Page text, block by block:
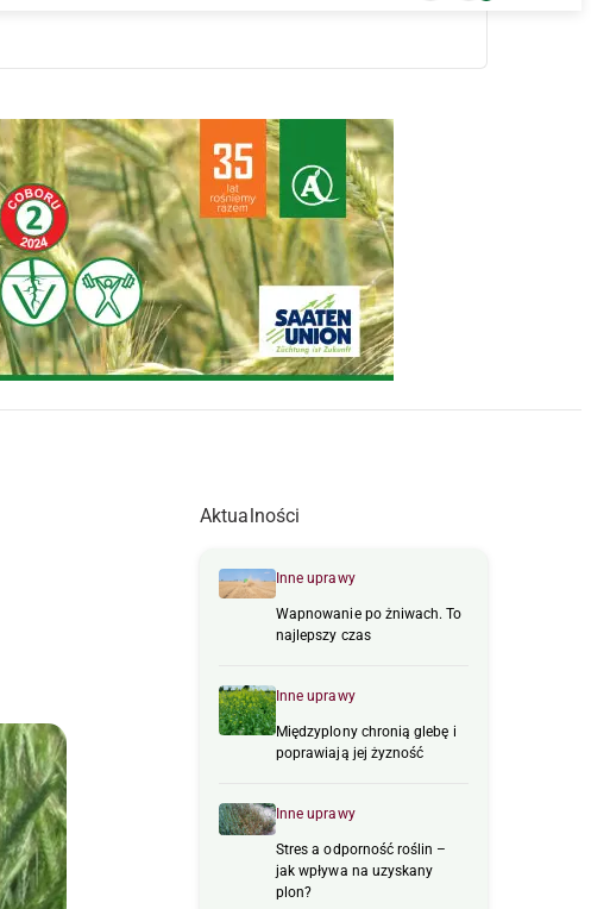
Aktualności
Inne uprawy
Wapnowanie po żniwach. To
najlepszy czas
Inne uprawy
Międzyplony chronią glebę i
poprawiają jej żyzność
Inne uprawy
Stres a odporność roślin –
jak wpływa na uzyskany
plon?